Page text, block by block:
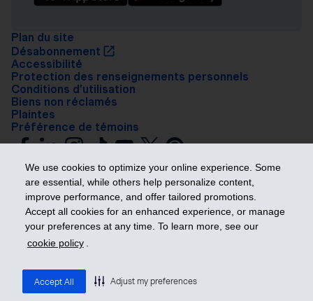
We use cookies to optimize your online experience. Some
are essential, while others help personalize content,
improve performance, and offer tailored promotions.
Accept all cookies for an enhanced experience, or manage
your preferences at any time. To learn more, see our
cookie policy .
Accept All Adjust my preferences
Plan du site
Désabonnement
Accessibilité
Protection des renseignements personnels
Conditions d’utilisation
Biens non réclamés
Plaintes
Préférence de témoins
Prendre les devants
Groupe financier. Tous droits réservés.